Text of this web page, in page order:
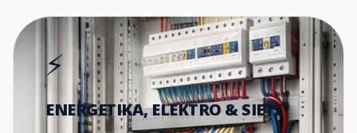
⚡
ENERGETIKA, ELEKTRO & SIETE